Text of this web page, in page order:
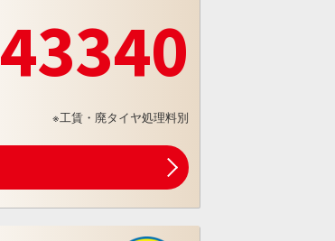
43340
※工賃・廃タイヤ処理料別